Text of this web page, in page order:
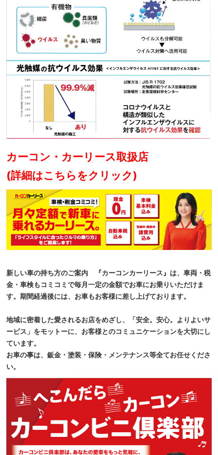
カーコン・カーリース取扱店
(詳細はこちらをクリック)
新しい車の持ち方のご案内 『カーコンカーリース』は、車両・税
金・車検もコミコミで毎月一定の金額でお車にお乗りいただけま
す。期間経過後には、お車もお客様に差し上げております。
地域に密着した愛されるお店をめざし、「安全。安心。よりよいサ
ービス」をモットーに、お客様とのコミュニケーションを大切にし
ています。
お車の事は、鈑金・塗装・保険・メンテナンス等全てお任せくださ
い。